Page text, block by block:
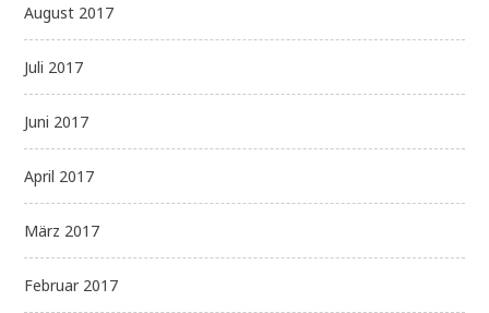
August 2017
Juli 2017
Juni 2017
April 2017
März 2017
Februar 2017